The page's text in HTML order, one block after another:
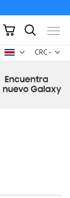
CRC -
colón
Mi carrito